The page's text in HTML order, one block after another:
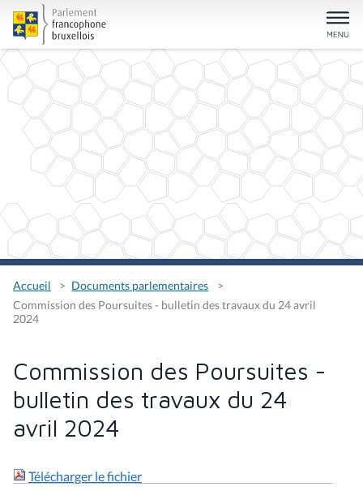
Accueil
Documents parlementaires
Commission des Poursuites - bulletin des travaux du 24 avril
2024
Commission des Poursuites -
bulletin des travaux du 24
avril 2024
Télécharger le fichier